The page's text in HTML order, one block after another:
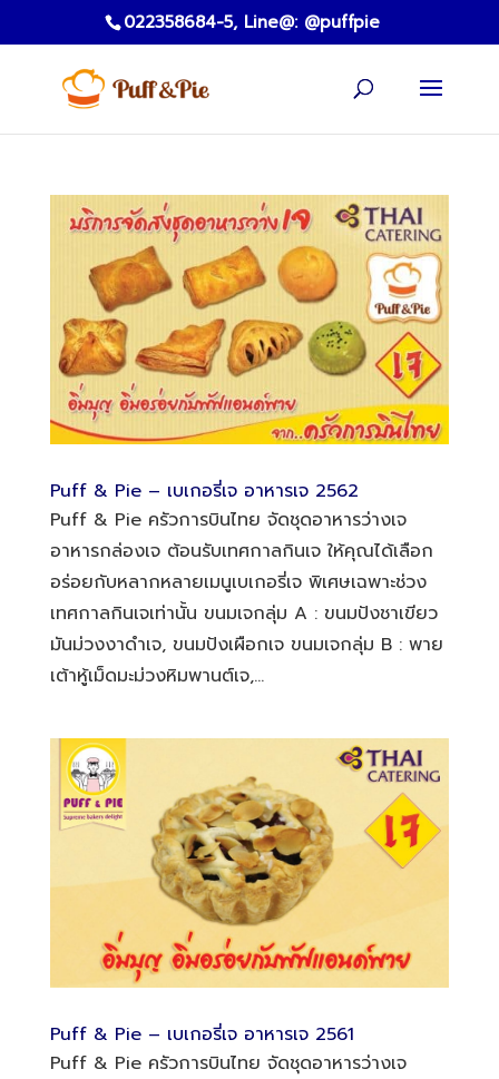
022358684-5, Line@: @puffpie
Puff & Pie – เบเกอรี่เจ อาหารเจ 2562
Puff & Pie ครัวการบินไทย จัดชุดอาหารว่างเจ
อาหารกล่องเจ ต้อนรับเทศกาลกินเจ ให้คุณได้เลือก
อร่อยกับหลากหลายเมนูเบเกอรี่เจ พิเศษเฉพาะช่วง
เทศกาลกินเจเท่านั้น ขนมเจกลุ่ม A : ขนมปังชาเขียว
มันม่วงงาดำเจ, ขนมปังเผือกเจ ขนมเจกลุ่ม B : พาย
เต้าหู้เม็ดมะม่วงหิมพานต์เจ,...
Puff & Pie – เบเกอรี่เจ อาหารเจ 2561
Puff & Pie ครัวการบินไทย จัดชุดอาหารว่างเจ